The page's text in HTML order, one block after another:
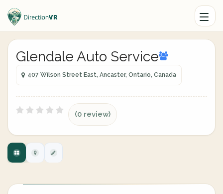
Glendale Auto Service
407 Wilson Street East, Ancaster, Ontario, Canada
(0 review)